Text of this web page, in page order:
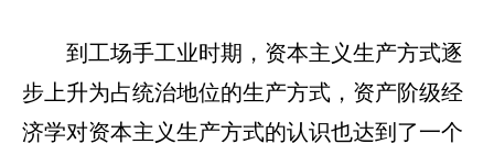
到工场手工业时期，资本主义生产方式逐
步上升为占统治地位的生产方式，资产阶级经
济学对资本主义生产方式的认识也达到了一个